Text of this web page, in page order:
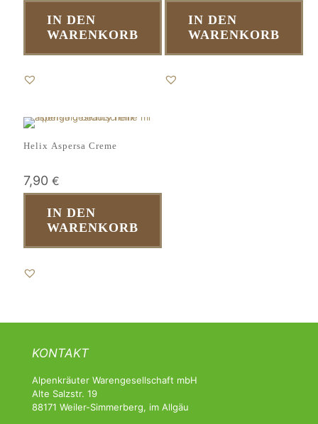
IN DEN
WARENKORB
IN DEN
WARENKORB
Helix Aspersa Creme
7,90 €
IN DEN
WARENKORB
KONTAKT
Alpenkräuter Warengesellschaft mbH
Alte Salzstr. 19
88171 Weiler-Simmerberg, im Allgäu